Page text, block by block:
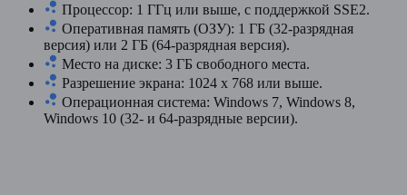
Процессор: 1 ГГц или выше, с поддержкой SSE2.
Оперативная память (ОЗУ): 1 ГБ (32-разрядная
версия) или 2 ГБ (64-разрядная версия).
Место на диске: 3 ГБ свободного места.
Разрешение экрана: 1024 x 768 или выше.
Операционная система: Windows 7, Windows 8,
Windows 10 (32- и 64-разрядные версии).